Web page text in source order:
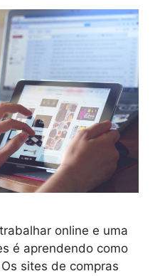
online e uma
é aprendendo como
sites de compras